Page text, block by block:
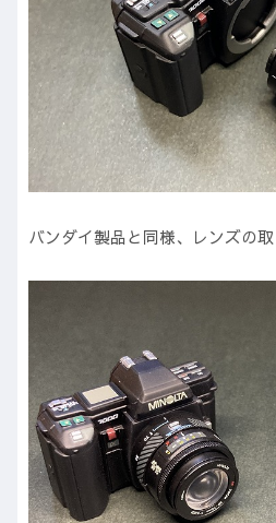
バンダイ製品と同様、レンズの取